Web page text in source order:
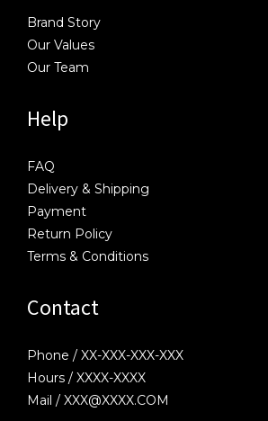
Brand Story
Our Values
Our Team
Help
FAQ
Delivery & Shipping
Payment
Return Policy
Terms & Conditions
Contact
Phone / XX-XXX-XXX-XXX
Hours / XXXX-XXXX
Mail / XXX@XXXX.COM